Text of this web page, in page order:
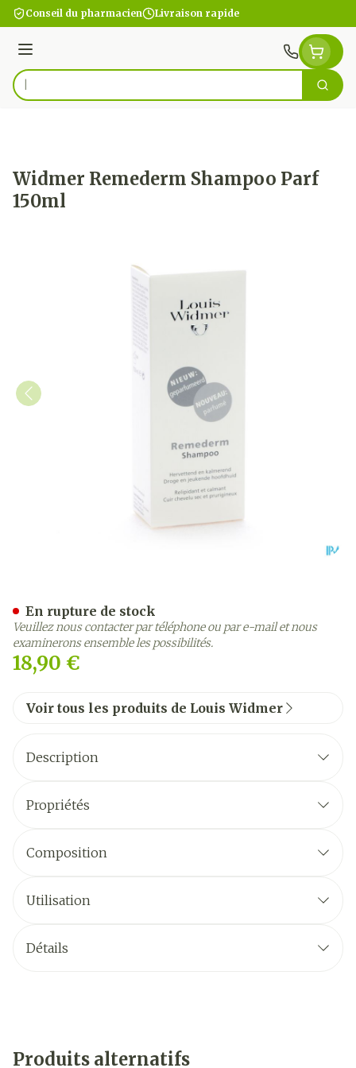
Aller au contenu
Conseil du pharmacien Livraison rapide
Menu
Rechercher
Widmer Remederm Shampoo Parf
150ml
18,90 €
En rupture de stock
Veuillez nous contacter par téléphone ou par e-mail et nous
examinerons ensemble les possibilités.
Voir tous les produits de Louis Widmer
Description
Propriétés
Composition
Utilisation
Détails
Produits alternatifs